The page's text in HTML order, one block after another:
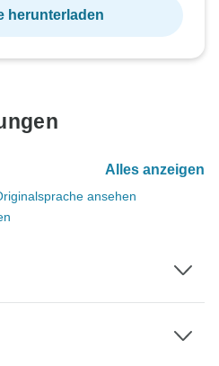
herunterladen
Alles anzeigen
ansehen